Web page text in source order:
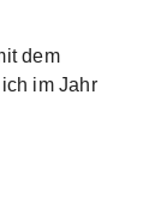
dem
im Jahr